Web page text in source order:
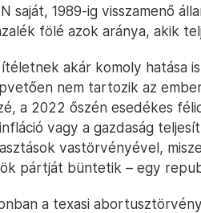
saját, 1989-ig visszamenő
fölé azok aránya, akik
akár komoly hatása
nem tartozik az
a 2022 őszén esedékes
vagy a gazdaság
vastörvényével,
pártját büntetik – egy
a texasi